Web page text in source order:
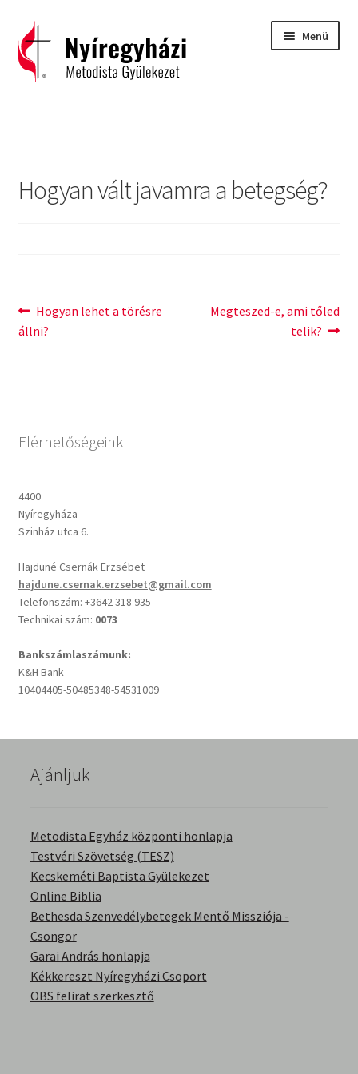
Ugrás
a
navigációhoz
Kilépés
a
tartalomba
Menü
2016 – Igehirdetések
C. H. Spurgeon: Isten ígéreteinek tárháza
Cseri Kálmán: A kegyelem harmatja
Oswald Chambers: Krisztus mindenek felett
Mindennapi kenyerünk
Alkalmaink
Bemutatkozás
Elérhetőségek
English Bible Talks with Granville Pillar
Képek
Kitekintés
Könyvtár
Család-Házasság
Életrajzok-Regények
Hogyan vált javamra a betegség?
Bejegyzés
navigáció
Previous
post:
Hogyan lehet a törésre
állni?
Next
Megteszed-e, ami tőled
telik?
Elérhetőségeink
4400
Nyíregyháza
Szinház utca 6.
Hajduné Csernák Erzsébet
hajdune.csernak.erzsebet@gmail.com
Telefonszám: +3642 318 935
Technikai szám: 0073
Bankszámlaszámunk:
K&H Bank
10404405-50485348-54531009
Ajánljuk
Metodista Egyház központi honlapja
Testvéri Szövetség (TESZ)
Kecskeméti Baptista Gyülekezet
Online Biblia
Bethesda Szenvedélybetegek Mentő Missziója -
Csongor
Garai András honlapja
Kékkereszt Nyíregyházi Csoport
OBS felirat szerkesztő